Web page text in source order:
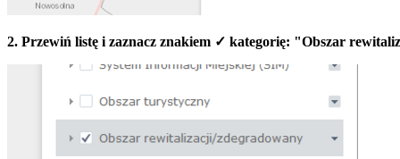
2. Przewiń listę i zaznacz znakiem ✓ kategorię: "Obszar